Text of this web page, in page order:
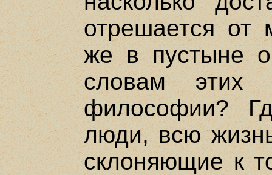
отрешается от
же в пустыне
словам этих
философии?
люди, всю
склоняющие к